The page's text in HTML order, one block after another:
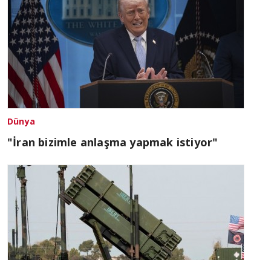
Dünya
"İran bizimle anlaşma yapmak istiyor"